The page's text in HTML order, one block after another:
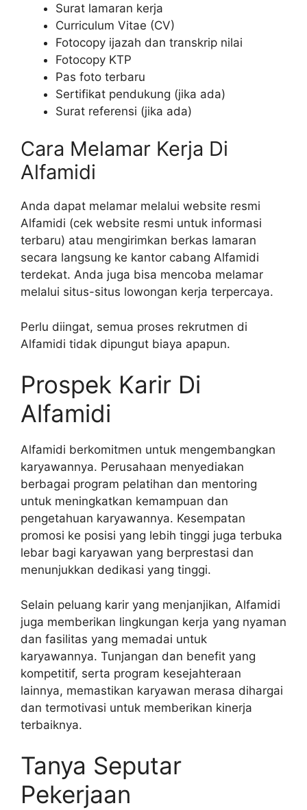
Surat lamaran kerja
Curriculum Vitae (CV)
Fotocopy ijazah dan transkrip nilai
Fotocopy KTP
Pas foto terbaru
Sertifikat pendukung (jika ada)
Surat referensi (jika ada)
Cara Melamar Kerja Di
Alfamidi
Anda dapat melamar melalui website resmi
Alfamidi (cek website resmi untuk informasi
terbaru) atau mengirimkan berkas lamaran
secara langsung ke kantor cabang Alfamidi
terdekat. Anda juga bisa mencoba melamar
melalui situs-situs lowongan kerja terpercaya.
Perlu diingat, semua proses rekrutmen di
Alfamidi tidak dipungut biaya apapun.
Prospek Karir Di
Alfamidi
Alfamidi berkomitmen untuk mengembangkan
karyawannya. Perusahaan menyediakan
berbagai program pelatihan dan mentoring
untuk meningkatkan kemampuan dan
pengetahuan karyawannya. Kesempatan
promosi ke posisi yang lebih tinggi juga terbuka
lebar bagi karyawan yang berprestasi dan
menunjukkan dedikasi yang tinggi.
Selain peluang karir yang menjanjikan, Alfamidi
juga memberikan lingkungan kerja yang nyaman
dan fasilitas yang memadai untuk
karyawannya. Tunjangan dan benefit yang
kompetitif, serta program kesejahteraan
lainnya, memastikan karyawan merasa dihargai
dan termotivasi untuk memberikan kinerja
terbaiknya.
Tanya Seputar
Pekerjaan